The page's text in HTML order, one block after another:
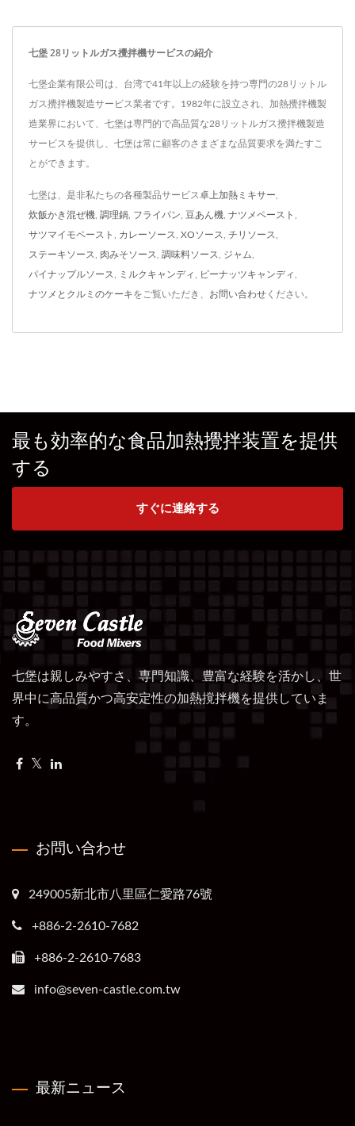
七堡 28リットルガス攪拌機サービスの紹介
七堡企業有限公司は、台湾で41年以上の経験を持つ専門の28リットル
ガス攪拌機製造サービス業者です。1982年に設立され、加熱攪拌機製
造業界において、七堡は専門的で高品質な28リットルガス攪拌機製造
サービスを提供し、七堡は常に顧客のさまざまな品質要求を満たすこ
とができます。
七堡は、是非私たちの各種製品サービス卓上加熱ミキサー
炊飯かき混ぜ機 調理鍋 フライパン 豆あん機 ナツメペースト
サツマイモペースト カレーソース XOソース チリソース
ステーキソース 肉みそソース 調味料ソース ジャム
パイナップルソース ミルクキャンディ ピーナッツキャンディ
ナツメとクルミのケーキをご覧いただき、 お問い合わせ ください。
最も効率的な食品加熱攪拌装置を提供
する
すぐに連絡する
七堡は親しみやすさ、専門知識、豊富な経験を活かし、世
界中に高品質かつ高安定性の加熱撹拌機を提供していま
す。
お問い合わせ
249005新北市八里區仁愛路76號
+886-2-2610-7682
+886-2-2610-7683
info@seven-castle.com.tw
最新ニュース